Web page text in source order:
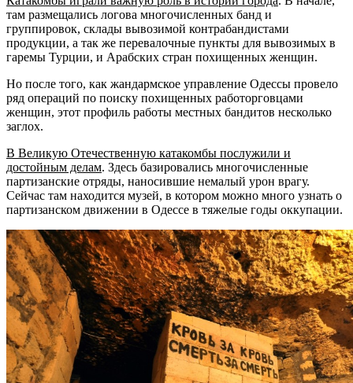
там размещались логова многочисленных банд и
группировок, склады вывозимой контрабандистами
продукции, а так же перевалочные пункты для вывозимых в
гаремы Турции, и Арабских стран похищенных женщин.
Но после того, как жандармское управление Одессы провело
ряд операций по поиску похищенных работорговцами
женщин, этот профиль работы местных бандитов несколько
заглох.
В Великую Отечественную катакомбы послужили и
достойным делам. Здесь базировались многочисленные
партизанские отряды, наносившие немалый урон врагу.
Сейчас там находится музей, в котором можно много узнать о
партизанском движении в Одессе в тяжелые годы оккупации.